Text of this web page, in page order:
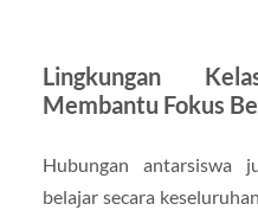
Lingkungan
Membantu Fokus
Hubungan antarsiswa
belajar secara